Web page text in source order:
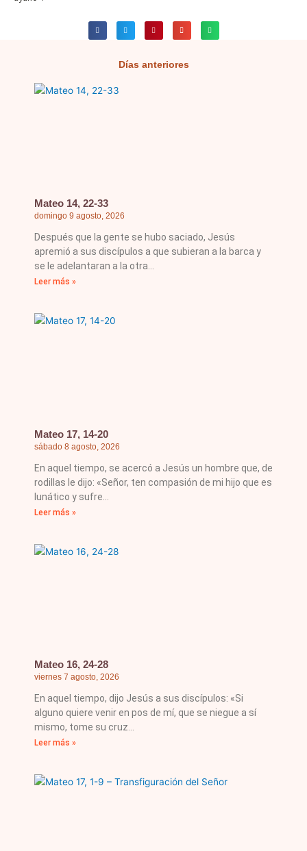
Días anteriores
Mateo 14, 22-33
domingo 9 agosto, 2026
Después que la gente se hubo saciado, Jesús
apremió a sus discípulos a que subieran a la barca y
se le adelantaran a la otra
Leer más »
Mateo 17, 14-20
sábado 8 agosto, 2026
En aquel tiempo, se acercó a Jesús un hombre que, de
rodillas le dijo: «Señor, ten compasión de mi hijo que es
lunático y sufre
Leer más »
Mateo 16, 24-28
viernes 7 agosto, 2026
En aquel tiempo, dijo Jesús a sus discípulos: «Si
alguno quiere venir en pos de mí, que se niegue a sí
mismo, tome su cruz
Leer más »